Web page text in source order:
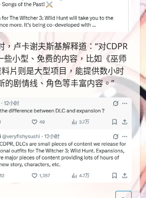
，卢卡谢夫斯基解释道：“对CDPR
些小型、免费的内容，比如《巫师
片则是大型项目，能提供数小时
的剧情线、角色等丰富内容。”